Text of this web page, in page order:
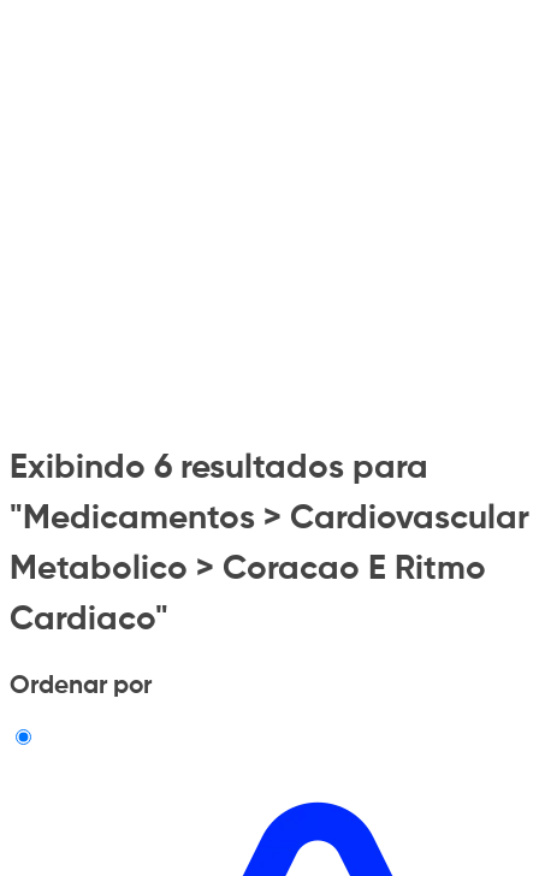
Exibindo 6 resultados para
"Medicamentos > Cardiovascular
Metabolico > Coracao E Ritmo
Cardiaco"
Ordenar por